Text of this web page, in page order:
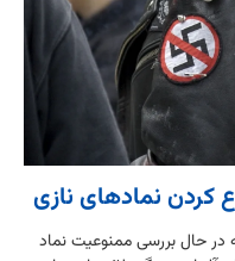
نمادهای نازی
در حال بررسی ممنوعیت نماد